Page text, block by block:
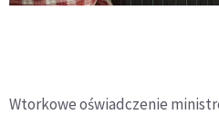
Wtorkowe oświadczenie